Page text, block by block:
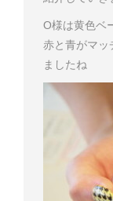
O様は黄色ベ
赤と青がマッ
ましたね